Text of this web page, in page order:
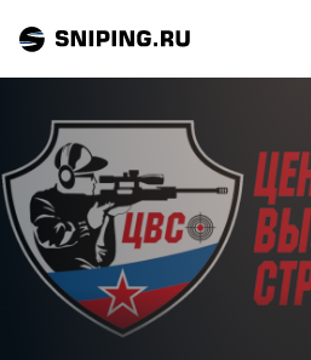
СОБЫТИЯ
РЕЙТИНГ
ТИРЫ И СТРЕЛЬБИЩА